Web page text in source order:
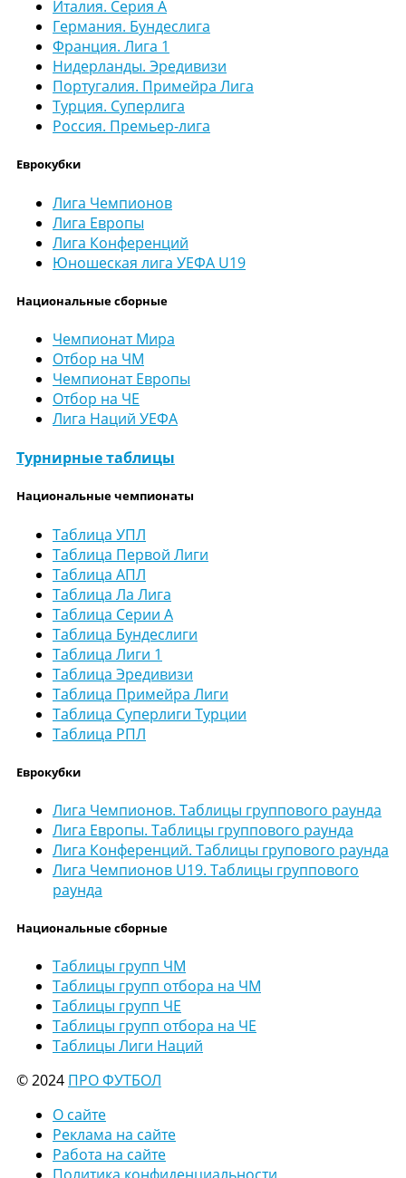
Италия. Серия А
Германия. Бундеслига
Франция. Лига 1
Нидерланды. Эредивизи
Португалия. Примейра Лига
Турция. Суперлига
Россия. Премьер-лига
Еврокубки
Лига Чемпионов
Лига Европы
Лига Конференций
Юношеская лига УЕФА U19
Национальные сборные
Чемпионат Мира
Отбор на ЧМ
Чемпионат Европы
Отбор на ЧЕ
Лига Наций УЕФА
Турнирные таблицы
Национальные чемпионаты
Таблица УПЛ
Таблица Первой Лиги
Таблица АПЛ
Таблица Ла Лига
Таблица Серии А
Таблица Бундеслиги
Таблица Лиги 1
Таблица Эредивизи
Таблица Примейра Лиги
Таблица Суперлиги Турции
Таблица РПЛ
Еврокубки
Лига Чемпионов. Таблицы группового раунда
Лига Европы. Таблицы группового раунда
Лига Конференций. Таблицы групового раунда
Лига Чемпионов U19. Таблицы группового
раунда
Национальные сборные
Таблицы групп ЧМ
Таблицы групп отбора на ЧМ
Таблицы групп ЧЕ
Таблицы групп отбора на ЧЕ
Таблицы Лиги Наций
© 2024 ПРО ФУТБОЛ
О сайте
Реклама на сайте
Работа на сайте